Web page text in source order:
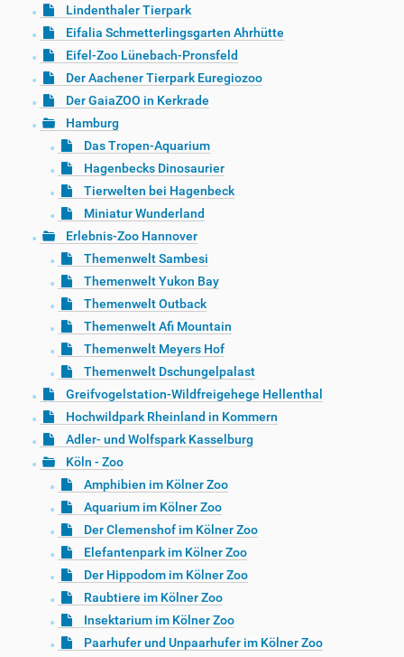
Lindenthaler Tierpark
Eifalia Schmetterlingsgarten Ahrhütte
Eifel-Zoo Lünebach-Pronsfeld
Der Aachener Tierpark Euregiozoo
Der GaiaZOO in Kerkrade
Hamburg
Das Tropen-Aquarium
Hagenbecks Dinosaurier
Tierwelten bei Hagenbeck
Miniatur Wunderland
Erlebnis-Zoo Hannover
Themenwelt Sambesi
Themenwelt Yukon Bay
Themenwelt Outback
Themenwelt Afi Mountain
Themenwelt Meyers Hof
Themenwelt Dschungelpalast
Greifvogelstation-Wildfreigehege Hellenthal
Hochwildpark Rheinland in Kommern
Adler- und Wolfspark Kasselburg
Köln - Zoo
Amphibien im Kölner Zoo
Aquarium im Kölner Zoo
Der Clemenshof im Kölner Zoo
Elefantenpark im Kölner Zoo
Der Hippodom im Kölner Zoo
Raubtiere im Kölner Zoo
Insektarium im Kölner Zoo
Paarhufer und Unpaarhufer im Kölner Zoo